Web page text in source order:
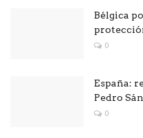
Bélgica
0
España:
Pedro
0